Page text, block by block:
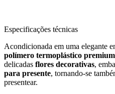
Especificações técnicas
Acondicionada em uma elegante
polímero termoplástico
delicadas flores decorativas,
para presente, tornando-se
presentear.